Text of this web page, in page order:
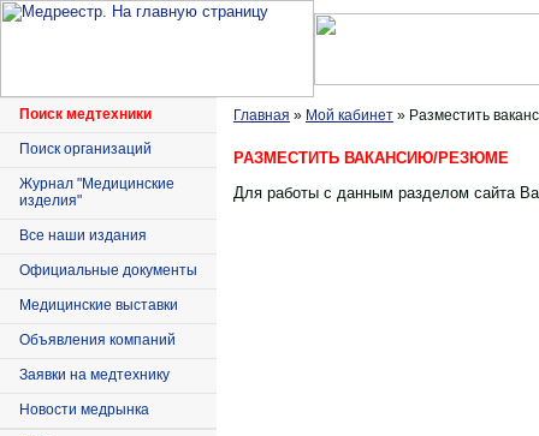
Поиск медтехники
Поиск организаций
Журнал "Медицинские
изделия"
Все наши издания
Официальные документы
Медицинские выставки
Объявления компаний
Заявки на медтехнику
Новости медрынка
Главная » Мой кабинет » Разместить
РАЗМЕСТИТЬ ВАКАНСИЮ/РЕЗЮМЕ
Для работы с данным разделом сайта